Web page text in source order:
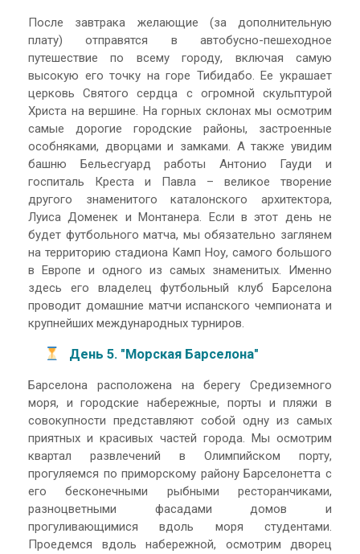
После завтрака желающие (за дополнительную
плату) отправятся в автобусно-пешеходное
путешествие по всему городу, включая самую
высокую его точку на горе Тибидабо. Ее украшает
церковь Святого сердца с огромной скульптурой
Христа на вершине. На горных склонах мы осмотрим
самые дорогие городские районы, застроенные
особняками, дворцами и замками. А также увидим
башню Бельесгуард работы Антонио Гауди и
госпиталь Креста и Павла – великое творение
другого знаменитого каталонского архитектора,
Луиса Доменек и Монтанера. Если в этот день не
будет футбольного матча, мы обязательно заглянем
на территорию стадиона Камп Ноу, самого большого
в Европе и одного из самых знаменитых. Именно
здесь его владелец футбольный клуб Барселона
проводит домашние матчи испанского чемпионата и
крупнейших международных турниров.
День 5. "Морская Барселона"
Барселона расположена на берегу Средиземного
моря, и городские набережные, порты и пляжи в
совокупности представляют собой одну из самых
приятных и красивых частей города. Мы осмотрим
квартал развлечений в Олимпийском порту,
прогуляемся по приморскому району Барселонетта с
его бесконечными рыбными ресторанчиками,
разноцветными фасадами домов и
прогуливающимися вдоль моря студентами.
Проедемся вдоль набережной, осмотрим дворец